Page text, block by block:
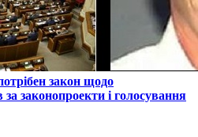
закон щодо
за законопроекти і голосування